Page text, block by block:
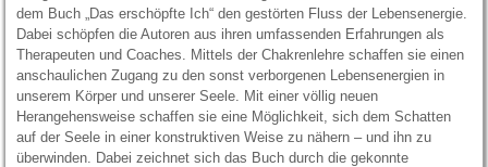
dem Buch „Das erschöpfte Ich“ den gestörten Fluss der Lebensenergie.
Dabei schöpfen die Autoren aus ihren umfassenden Erfahrungen als
Therapeuten und Coaches. Mittels der Chakrenlehre schaffen sie einen
anschaulichen Zugang zu den sonst verborgenen Lebensenergien in
unserem Körper und unserer Seele. Mit einer völlig neuen
Herangehensweise schaffen sie eine Möglichkeit, sich dem Schatten
auf der Seele in einer konstruktiven Weise zu nähern – und ihn zu
überwinden. Dabei zeichnet sich das Buch durch die gekonnte